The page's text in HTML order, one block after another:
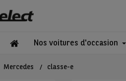
Nos voitures d'occasion
Mercedes classe-e